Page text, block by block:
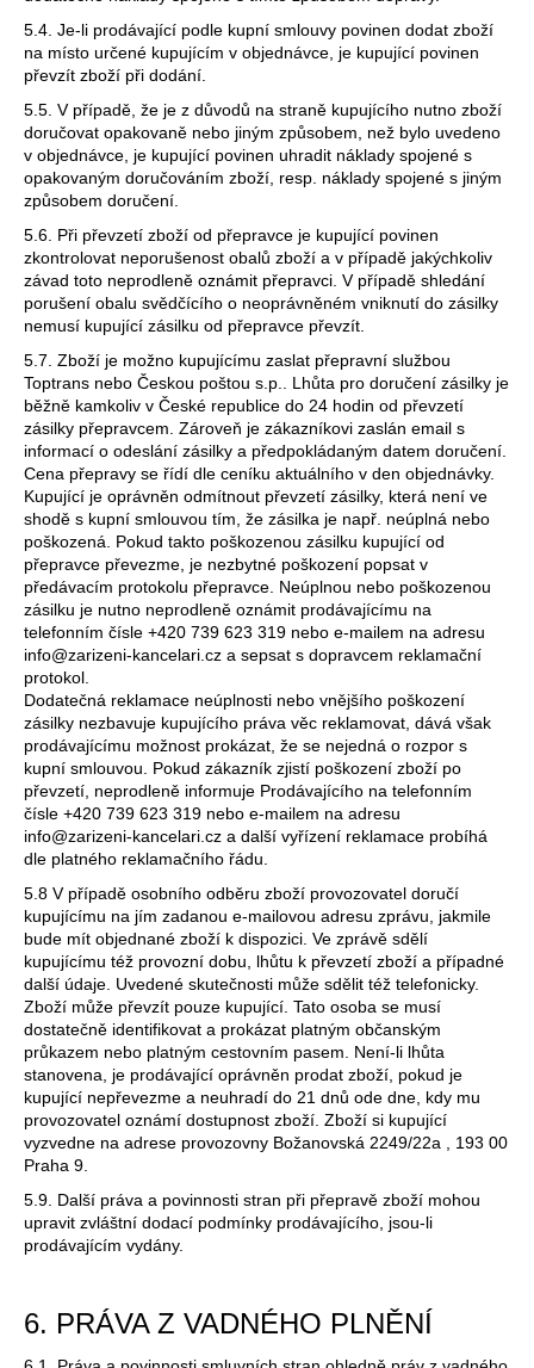
5.4. Je-li prodávající podle kupní smlouvy povinen dodat zboží
na místo určené kupujícím v objednávce, je kupující povinen
převzít zboží při dodání.
5.5. V případě, že je z důvodů na straně kupujícího nutno zboží
doručovat opakovaně nebo jiným způsobem, než bylo uvedeno
v objednávce, je kupující povinen uhradit náklady spojené s
opakovaným doručováním zboží, resp. náklady spojené s jiným
způsobem doručení.
5.6. Při převzetí zboží od přepravce je kupující povinen
zkontrolovat neporušenost obalů zboží a v případě jakýchkoliv
závad toto neprodleně oznámit přepravci. V případě shledání
porušení obalu svědčícího o neoprávněném vniknutí do zásilky
nemusí kupující zásilku od přepravce převzít.
5.7. Zboží je možno kupujícímu zaslat přepravní službou
Toptrans nebo Českou poštou s.p.. Lhůta pro doručení zásilky je
běžně kamkoliv v České republice do 24 hodin od převzetí
zásilky přepravcem. Zároveň je zákazníkovi zaslán email s
informací o odeslání zásilky a předpokládaným datem doručení.
Cena přepravy se řídí dle ceníku aktuálního v den objednávky.
Kupující je oprávněn odmítnout převzetí zásilky, která není ve
shodě s kupní smlouvou tím, že zásilka je např. neúplná nebo
poškozená. Pokud takto poškozenou zásilku kupující od
přepravce převezme, je nezbytné poškození popsat v
předávacím protokolu přepravce. Neúplnou nebo poškozenou
zásilku je nutno neprodleně oznámit prodávajícímu na
telefonním čísle +420 739 623 319 nebo e-mailem na adresu
info@zarizeni-kancelari.cz a sepsat s dopravcem reklamační
protokol.
Dodatečná reklamace neúplnosti nebo vnějšího poškození
zásilky nezbavuje kupujícího práva věc reklamovat, dává však
prodávajícímu možnost prokázat, že se nejedná o rozpor s
kupní smlouvou. Pokud zákazník zjistí poškození zboží po
převzetí, neprodleně informuje Prodávajícího na telefonním
čísle +420 739 623 319 nebo e-mailem na adresu
info@zarizeni-kancelari.cz a další vyřízení reklamace probíhá
dle platného reklamačního řádu.
5.8 V případě osobního odběru zboží provozovatel doručí
kupujícímu na jím zadanou e-mailovou adresu zprávu, jakmile
bude mít objednané zboží k dispozici. Ve zprávě sdělí
kupujícímu též provozní dobu, lhůtu k převzetí zboží a případné
další údaje. Uvedené skutečnosti může sdělit též telefonicky.
Zboží může převzít pouze kupující. Tato osoba se musí
dostatečně identifikovat a prokázat platným občanským
průkazem nebo platným cestovním pasem. Není-li lhůta
stanovena, je prodávající oprávněn prodat zboží, pokud je
kupující nepřevezme a neuhradí do 21 dnů ode dne, kdy mu
provozovatel oznámí dostupnost zboží. Zboží si kupující
vyzvedne na adrese provozovny Božanovská 2249/22a , 193 00
Praha 9
5.9. Další práva a povinnosti stran při přepravě zboží mohou
upravit zvláštní dodací podmínky prodávajícího, jsou-li
prodávajícím vydány.
6. PRÁVA Z VADNÉHO PLNĚNÍ